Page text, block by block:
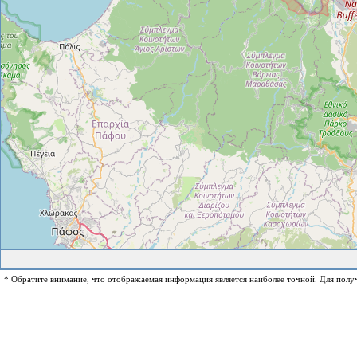
* Обратите внимание, что отображаемая информация является наиболее точной. Для